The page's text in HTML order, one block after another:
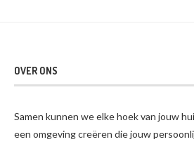
OVER ONS
Samen kunnen we elke hoek van jouw
een omgeving creëren die jouw